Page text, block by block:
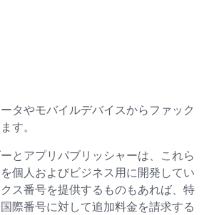
タやモバイルデバイスからファック
す。
とアプリパブリッシャーは、これら
個人およびビジネス用に開発してい
ス番号を提供するものもあれば、特
際番号に対して追加料金を請求する